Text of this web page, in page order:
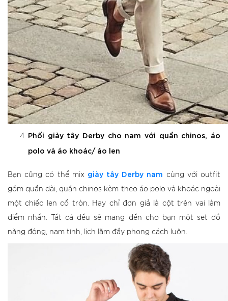
Phối giày tây Derby cho nam với quần chinos, áo
polo và áo khoác/ áo len
Bạn cũng có thể mix giày tây Derby nam cùng với outfit
gồm quần dài, quần chinos kèm theo áo polo và khoác ngoài
một chiếc len cổ tròn. Hay chỉ đơn giả là cột trên vai làm
điểm nhấn. Tất cả đều sẽ mang đến cho bạn một set đồ
năng động, nam tính, lịch lãm đầy phong cách luôn.